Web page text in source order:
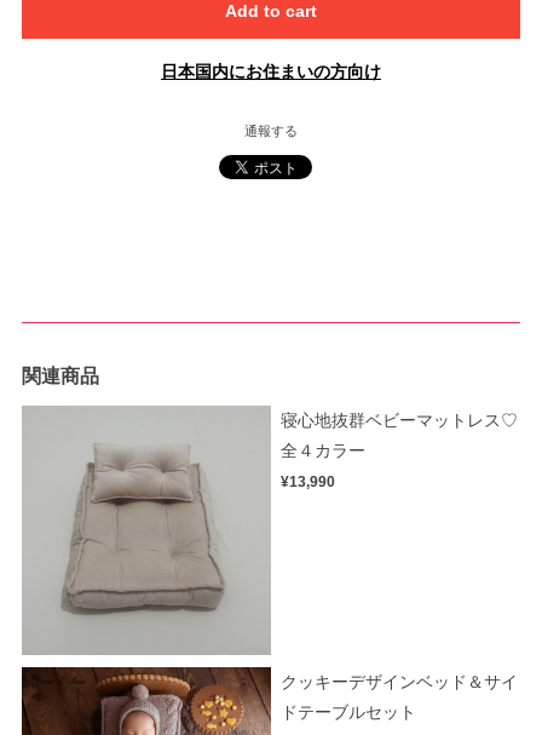
Add to cart
日本国内にお住まいの方向け
通報する
関連商品
寝心地抜群ベビーマットレス♡
全４カラー
¥13,990
クッキーデザインベッド＆サイ
ドテーブルセット